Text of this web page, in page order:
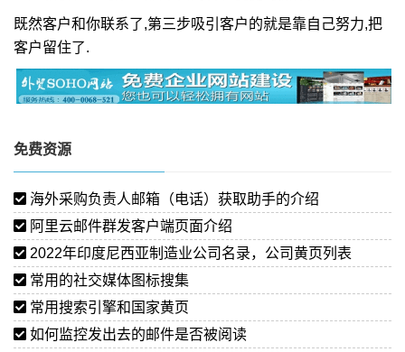
既然客户和你联系了,第三步吸引客户的就是靠自己努力,把
客户留住了.
免费资源
海外采购负责人邮箱（电话）获取助手的介绍
阿里云邮件群发客户端页面介绍
2022年印度尼西亚制造业公司名录，公司黄页列表
常用的社交媒体图标搜集
常用搜索引擎和国家黄页
如何监控发出去的邮件是否被阅读